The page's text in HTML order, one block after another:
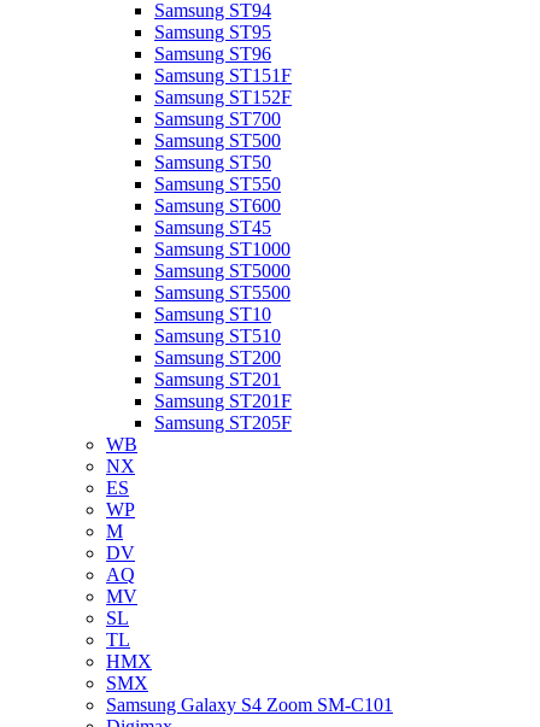
Samsung ST94
Samsung ST95
Samsung ST96
Samsung ST151F
Samsung ST152F
Samsung ST700
Samsung ST500
Samsung ST50
Samsung ST550
Samsung ST600
Samsung ST45
Samsung ST1000
Samsung ST5000
Samsung ST5500
Samsung ST10
Samsung ST510
Samsung ST200
Samsung ST201
Samsung ST201F
Samsung ST205F
WB
NX
ES
WP
M
DV
AQ
MV
SL
TL
HMX
SMX
Samsung Galaxy S4 Zoom SM-C101